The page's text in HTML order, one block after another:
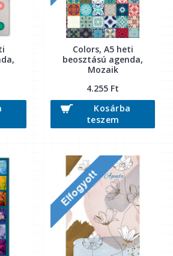
Colors, A5 heti
beosztású agenda,
Mozaik
4.255 Ft
Kosárba
teszem